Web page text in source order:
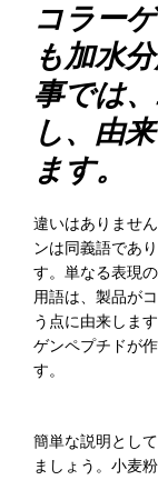
コラー
も加水
事では
し、由
ます。
違いはありませ
ンは同義語であ
す。単なる表現
用語は、製品が
う点に由来しま
ゲンペプチドが
す。
簡単な説明とし
ましょう。小麦